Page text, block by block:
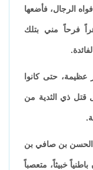
الرجال، فأضعها
فرحاً مني بتلك
عظيمة، حتى كانوا
ذي الثدية من
الحسن بن صافي بن
خبيثاً، متعصباً